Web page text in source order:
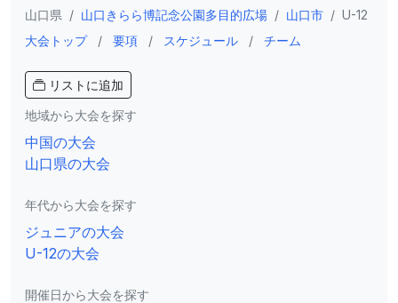
山口県 / 山口きらら博記念公園多目的広場 / 山口市 / U-12
大会トップ
/ 要項 / スケジュール / チーム
リストに追加
地域から大会を探す
中国の大会
山口県の大会
年代から大会を探す
ジュニアの大会
U-12の大会
開催日から大会を探す